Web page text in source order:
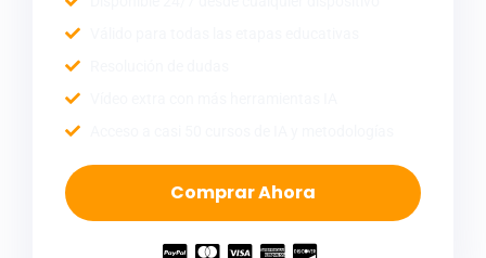
Comprar Ahora